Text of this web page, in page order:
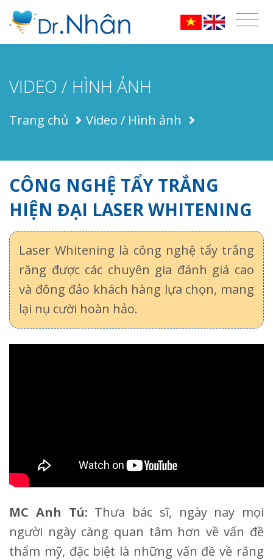
VIDEO / HÌNH ẢNH
Trang chủ Video / Hình ảnh
CÔNG NGHỆ TẨY TRẮNG
HIỆN ĐẠI LASER WHITENING
Laser Whitening là công nghệ tẩy trắng
răng được các chuyên gia đánh giá cao
và đông đảo khách hàng lựa chọn, mang
lại nụ cười hoàn hảo.
MC Anh Tú: Thưa bác sĩ, ngày nay mọi
người ngày càng quan tâm hơn về vấn đề
thẩm mỹ, đặc biệt là những vấn đề về răng